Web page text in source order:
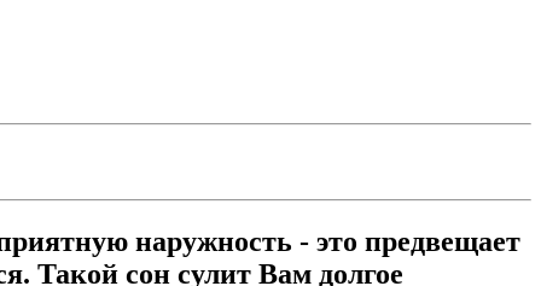
наружность - это предвещает
Такой сон сулит Вам долгое